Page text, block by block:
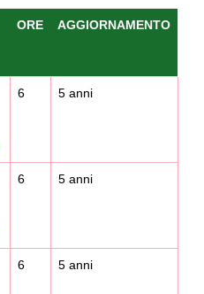
ORE AGGIORNAMENTO
6 5 anni
6 5 anni
6 5 anni